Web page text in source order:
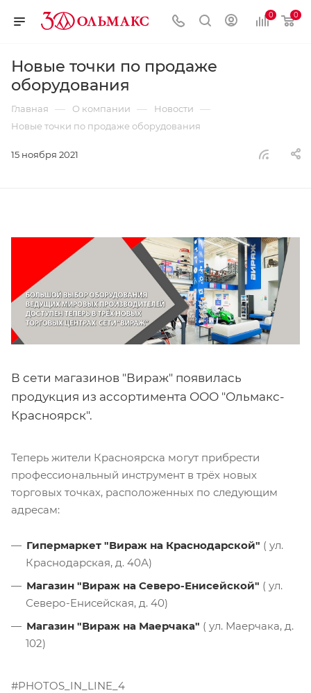
0 0
Новые точки по продаже
оборудования
Главная — О компании — Новости —
Новые точки по продаже оборудования
15 ноября 2021
В сети магазинов "Вираж" появилась
продукция из ассортимента ООО "Ольмакс-
Красноярск".
Теперь жители Красноярска могут прибрести
профессиональный инструмент в трёх новых
торговых точках, расположенных по следующим
адресам:
Гипермаркет "Вираж на Краснодарской" ( ул.
Краснодарская, д. 40А)
Магазин "Вираж на Северо-Енисейской" ( ул.
Северо-Енисейская, д. 40)
Магазин "Вираж на Маерчака" ( ул. Маерчака, д.
102)
#PHOTOS_IN_LINE_4